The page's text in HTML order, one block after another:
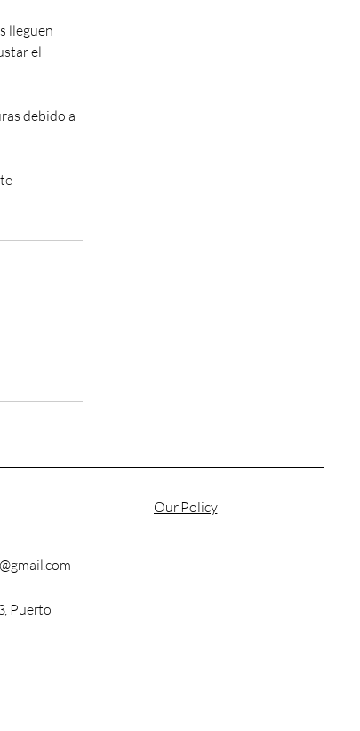
lleguen
el
debido a
Our Policy
Puerto